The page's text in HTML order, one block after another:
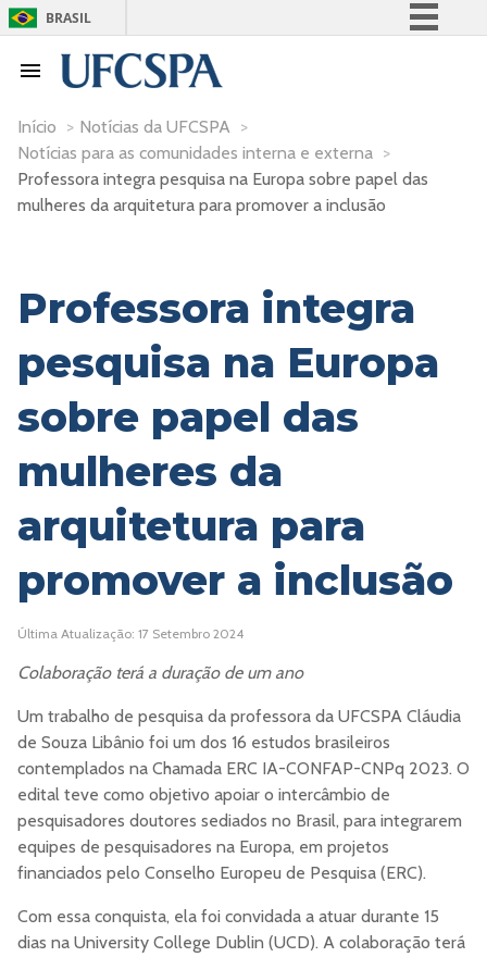
BRASIL
Acesso à informação
Legislação
Início > Notícias da UFCSPA >
Notícias para as comunidades interna e externa >
Professora integra pesquisa na Europa sobre papel das
mulheres da arquitetura para promover a inclusão
Professora integra
pesquisa na Europa
sobre papel das
mulheres da
arquitetura para
promover a inclusão
Última Atualização: 17 Setembro 2024
Colaboração terá a duração de um ano
Um trabalho de pesquisa da professora da UFCSPA Cláudia
de Souza Libânio foi um dos 16 estudos brasileiros
contemplados na Chamada ERC IA-CONFAP-CNPq 2023. O
edital teve como objetivo apoiar o intercâmbio de
pesquisadores doutores sediados no Brasil, para integrarem
equipes de pesquisadores na Europa, em projetos
financiados pelo Conselho Europeu de Pesquisa (ERC).
Com essa conquista, ela foi convidada a atuar durante 15
dias na University College Dublin (UCD). A colaboração terá